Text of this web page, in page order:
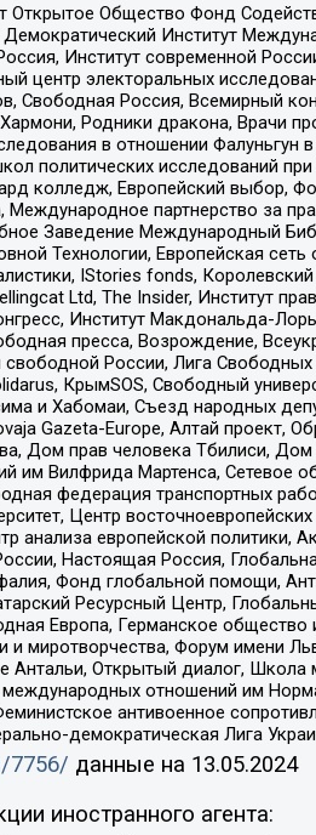
Открытое Общество Фонд
Институт
Институт современной
центр электоральных
Россия, Всемирный
Родники дракона, Врачи
в отношении
политических исследований
колледж, Европейский выбор,
партнерство за
Заведение Международный
Технологии, Европейская
IStories fonds,
Ltd, The Insider, Институт
Институт Макдональда-
пресса, Возрождение,
России, Лига
КрымSOS, Свободный
и Хабомаи, Съезд народных
Gazeta-Europe, Алтай
Дом прав человека Тбилиси,
им Вилфрида Мартенса, Сетевое
федерация транспортных
Центр
анализа европейской политики,
Настоящая Россия,
Фонд глобальной помощи,
Ресурсный Центр,
Европа, Германское
миротворчества, Форум имени
Открытый диалог,
отношений им
антивоенное
демократическая Лига
7756/ данные на 13.05.2024
иностранного агента: